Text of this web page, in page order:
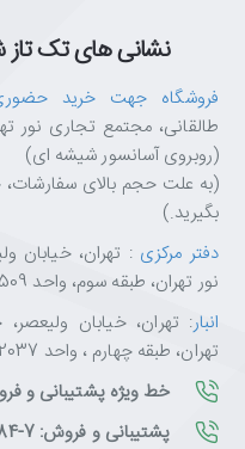
نشانی های تک
فروشگاه جهت خرید
(روبروی آسانسور شیشه ای)
بگیرید.)
دفتر مرکزی : تهران، خیابان
نور تهران، طبقه سوم، واحد 1509
انبار: تهران، خیابان
تهران، طبقه چهارم ، واحد 12037
خط ویژه پشتیبانی و فروش:
پشتیبانی و فروش: 7-88228284-021